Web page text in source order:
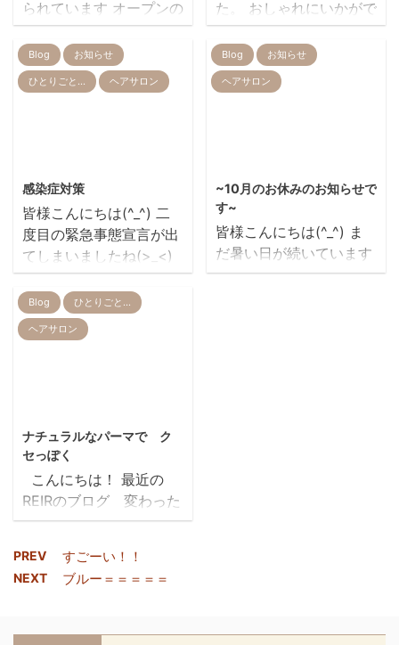
られています オープンの
頃からあるものは もう
１３年物ですね 今日
新しくREIRの顔ともな
る 入り口の大きな鉢
類で 白いお花が咲くそ
うです お店の前が ま
た明るくなりますね！！
お花 早く咲かないか
なぁ nakano.... . ..
た。 おしゃれにいかがで
すか
tomomi ito
Blog お知らせ
ひとりごと… ヘアサロン
感染症対策
皆様こんにちは(^_^) 二
度目の緊急事態宣言が出
てしまいましたね(>_<)
REIRでは 『東京都感染
拡大防止ガイドライン
【全業種共通編】』また
はそれに準じた対策を実
だけ２ｍの距離を保つ)
３ ３つの密(密閉、密
集、密接)を避けて行動
４ 施設の消毒・清掃
５ 利用者・従業員の体
ります ご来店のお客様に
は手指の消毒をお願いし
飛行機✈やラウンジ内で
Blog お知らせ
ヘアサロン
~10月のお休みのお知らせで
す~
皆様こんにちは(^_^) ま
だ暑い日が続いています
ね…😣 10月のお休みの
Blog ひとりごと…
ヘアサロン
ナチュラルなパーマで ク
セっぽく
こんにちは！ 最近の
REIRのブログ 変わった
と感じる方も いると思
たくさんのお客様に ブ
ログを見ていただけるよ
PREV すごーい！！
NEXT ブルー＝＝＝＝＝